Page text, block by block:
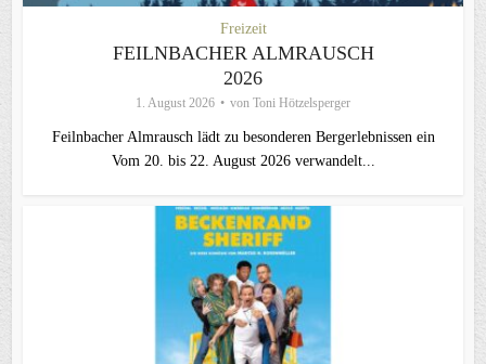
Freizeit
FEILNBACHER ALMRAUSCH
2026
1. August 2026 von Toni Hötzelsperger
Feilnbacher Almrausch lädt zu besonderen Bergerlebnissen ein
Vom 20. bis 22. August 2026 verwandelt...